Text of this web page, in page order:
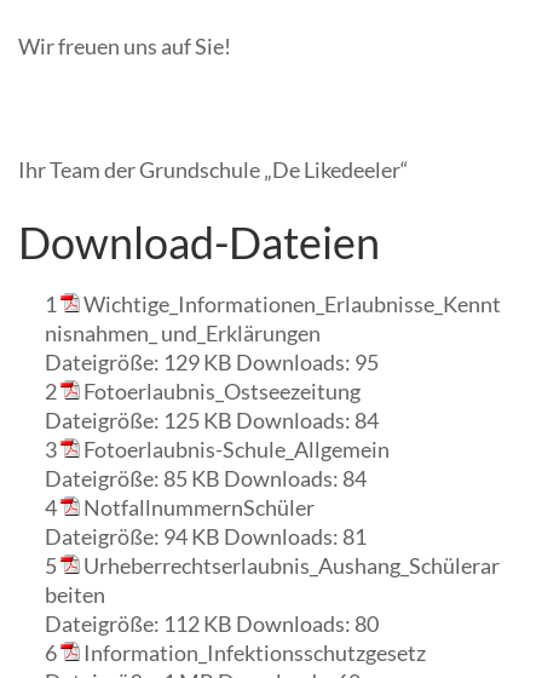
Wir freuen uns auf Sie!
Ihr Team der Grundschule „De Likedeeler“
Download-Dateien
1
Wichtige_Informationen_Erlaubnisse_Kennt
nisnahmen_ und_Erklärungen
Dateigröße: 129 KB Downloads: 95
2
Fotoerlaubnis_Ostseezeitung
Dateigröße: 125 KB Downloads: 84
3
Fotoerlaubnis-Schule_Allgemein
Dateigröße: 85 KB Downloads: 84
4
NotfallnummernSchüler
Dateigröße: 94 KB Downloads: 81
5
Urheberrechtserlaubnis_Aushang_Schülerar
beiten
Dateigröße: 112 KB Downloads: 80
6
Information_Infektionsschutzgesetz